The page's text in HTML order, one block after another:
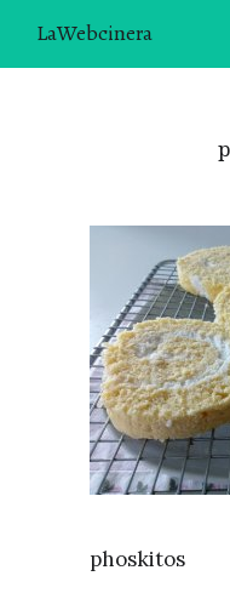
LaWebcinera
CONTACTO
¿TE GUSTARÍA UNIRTE
ÓMICA?
ÚNETE A LA
RECOMENDACIONES
phoskitos